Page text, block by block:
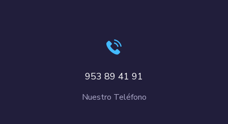
953 89 41 91
Nuestro Teléfono